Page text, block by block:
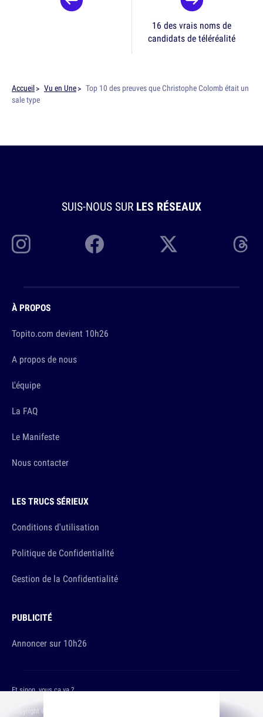
16 des vrais noms de
candidats de téléréalité
Accueil Vu en Une
Top 10 des preuves que Christophe Colomb était un
sale type
SUIS-NOUS SUR LES RÉSEAUX
À PROPOS
Topito.com devient 10h26
A propos de nous
L'équipe
La FAQ
Le Manifeste
Nous contacter
LES TRUCS SÉRIEUX
Conditions d'utilisation
Politique de Confidentialité
Gestion de la Confidentialité
PUBLICITÉ
Annoncer sur 10h26
Copyright © 2026 The Original Publishing Studio
Et sinon, vous ça va ?